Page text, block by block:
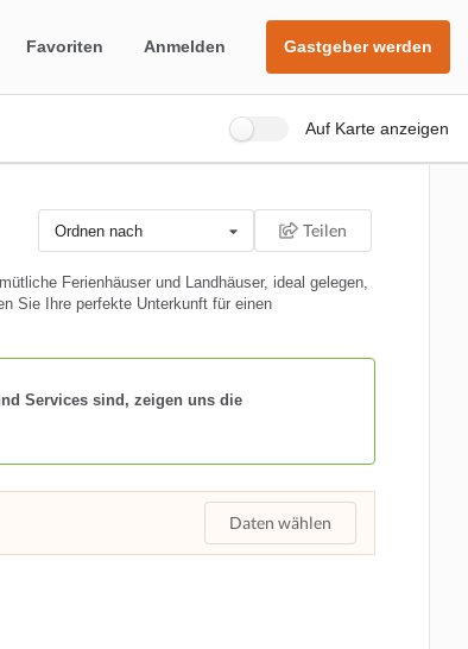
Favoriten Anmelden Gastgeber werden
Auf Karte anzeigen
Ordnen nach Teilen
Ferienhäuser und Landhäuser, ideal gelegen,
Sie Ihre perfekte Unterkunft für einen
Services sind, zeigen uns die
Daten wählen